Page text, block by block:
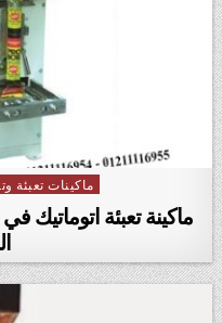
Posted in
ماكينات تعبئة
ماكينة تعبئة اتوماتيك